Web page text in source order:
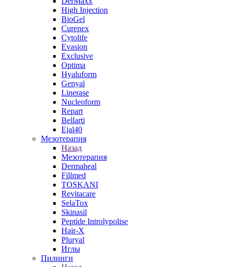
High Injection
BioGel
Curenex
Cytolife
Evasion
Exclusive
Optima
Hyaluform
Genyal
Linerase
Nucleoform
Repart
Bellarti
Ejal40
Мезотерапия
Назад
Мезотерапия
Dermaheal
Fillmed
TOSKANI
Revitacare
SelaTox
Skinasil
Peptide Introlypolise
Hair-X
Pluryal
Иглы
Пилинги